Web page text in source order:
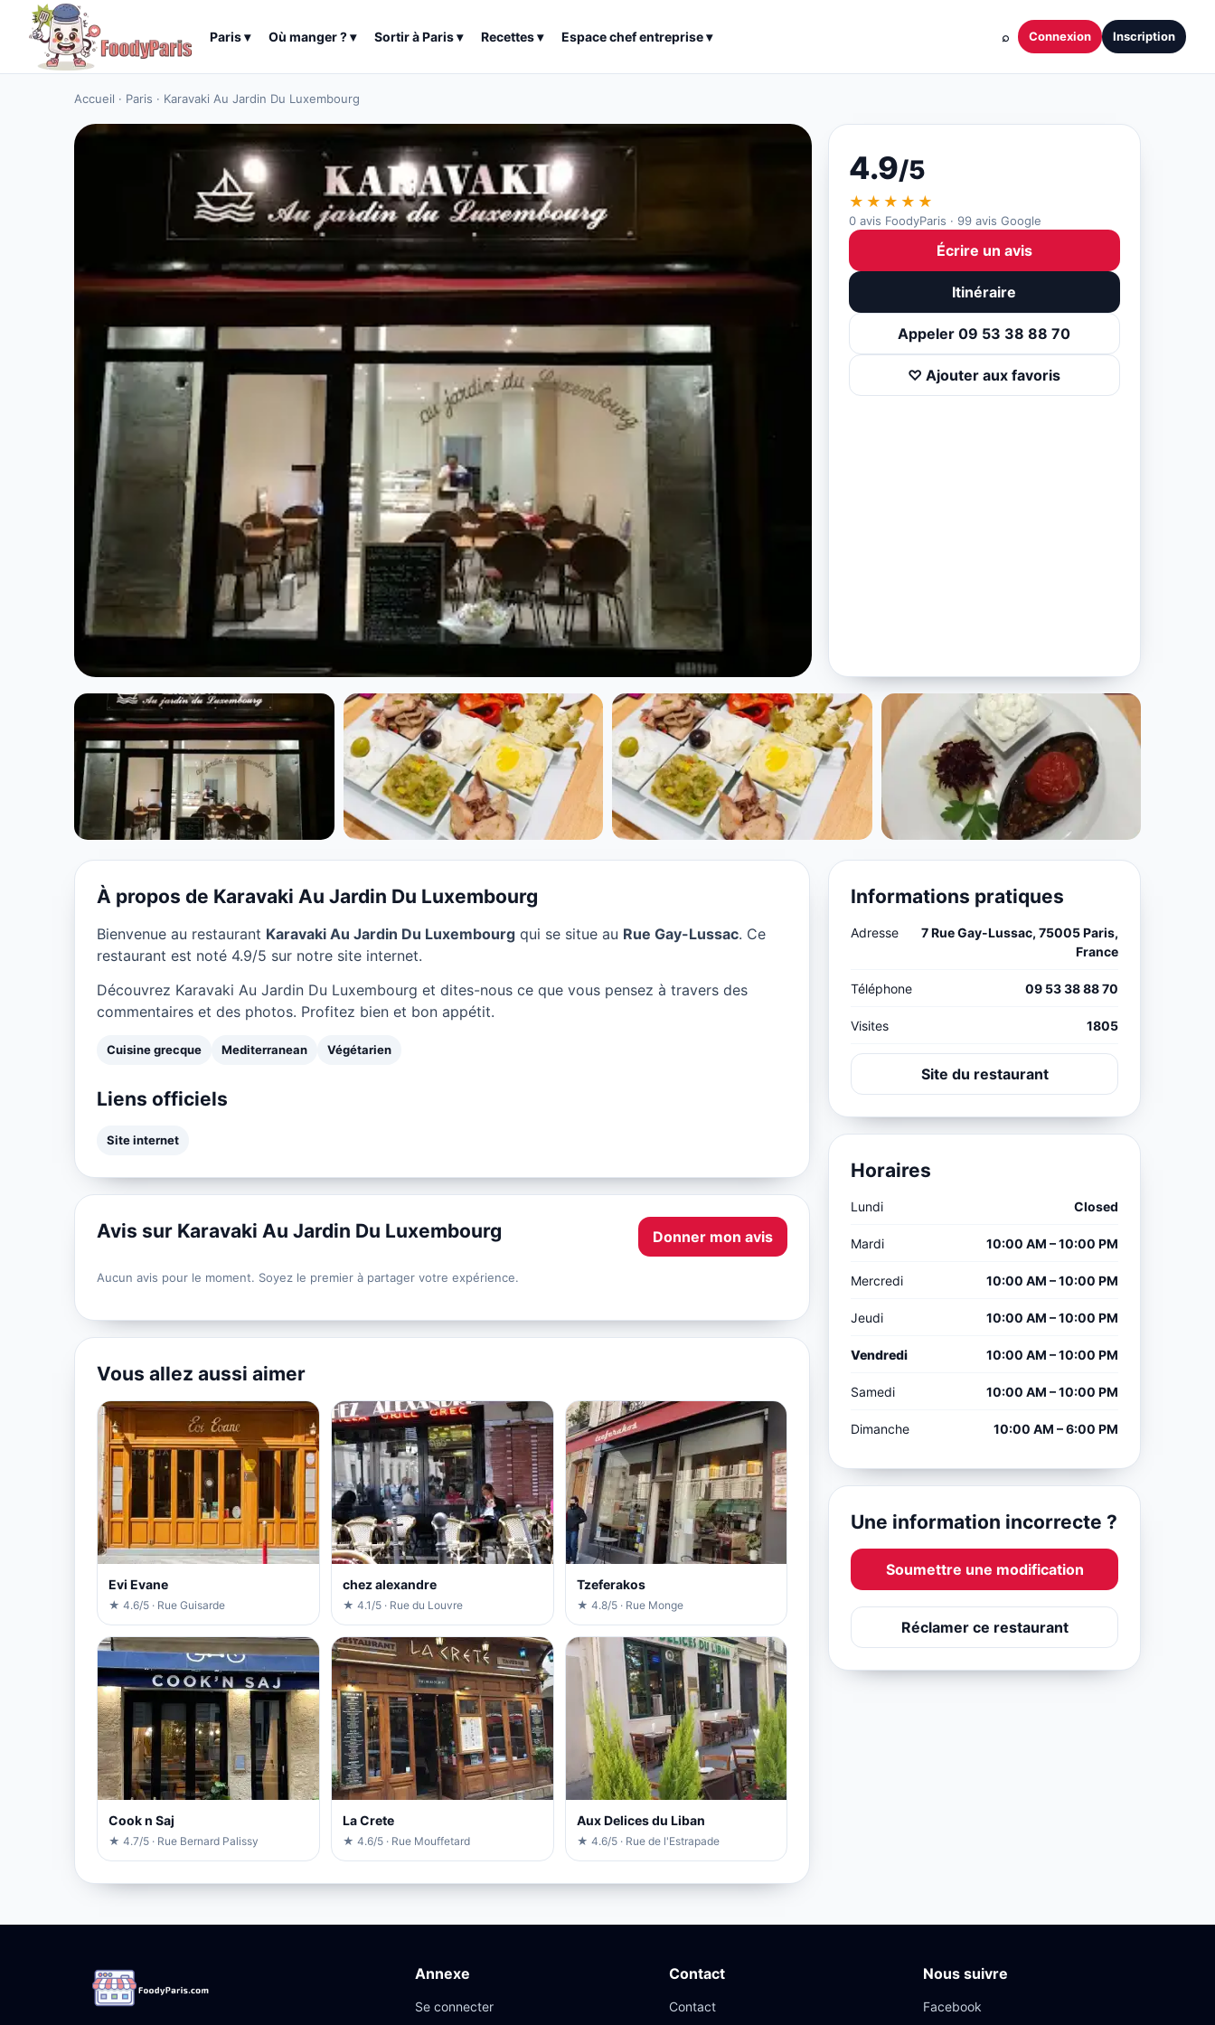
Paris▾ Où manger ?▾ Sortir àParis▾ Recettes▾ Espace chef entreprise▾ ⌕ Connexion Inscription
Accueil · Paris · Karavaki Au Jardin Du Luxembourg
CUISINE GRECQUE
Karavaki Au Jardin Du
Luxembourg à Paris
4.9/5
★★★★★
0 avis FoodyParis · 99 avis Google
Écrire un avis
Itinéraire
Appeler 09 53 38 88 70
♡ Ajouter aux favoris
À propos de Karavaki Au Jardin Du Luxembourg
Bienvenue au restaurant Karavaki Au Jardin Du Luxembourg qui se situe au Rue Gay-Lussac. Ce
restaurant est noté 4.9/5 sur notre site internet.
Découvrez Karavaki Au Jardin Du Luxembourg et dites-nous ce que vous pensez à travers des
commentaires et des photos. Profitez bien et bon appétit.
Cuisine grecque Mediterranean Végétarien
Liens officiels
Site internet
Avis sur Karavaki Au Jardin Du Luxembourg Donner mon avis
Aucun avis pour le moment. Soyez le premier à partager votre expérience.
Vous allez aussi aimer
Evi Evane
★ 4.6/5 · Rue Guisarde
chez alexandre
★ 4.1/5 · Rue du Louvre
Tzeferakos
★ 4.8/5 · Rue Monge
Cook n Saj
★ 4.7/5 · Rue Bernard Palissy
La Crete
★ 4.6/5 · Rue Mouffetard
Aux Delices du Liban
★ 4.6/5 · Rue de l'Estrapade
Informations pratiques
Adresse
7 Rue Gay-Lussac, 75005 Paris,
France
Téléphone 09 53 38 88 70
Visites 1805
Site du restaurant
Horaires
Lundi Closed
Mardi 10:00 AM – 10:00 PM
Mercredi 10:00 AM – 10:00 PM
Jeudi 10:00 AM – 10:00 PM
Vendredi 10:00 AM – 10:00 PM
Samedi 10:00 AM – 10:00 PM
Dimanche 10:00 AM – 6:00 PM
Une information incorrecte ?
Soumettre une modification
Réclamer ce restaurant
Annexe
Se connecter
Contact
Contact
Nous suivre
Facebook